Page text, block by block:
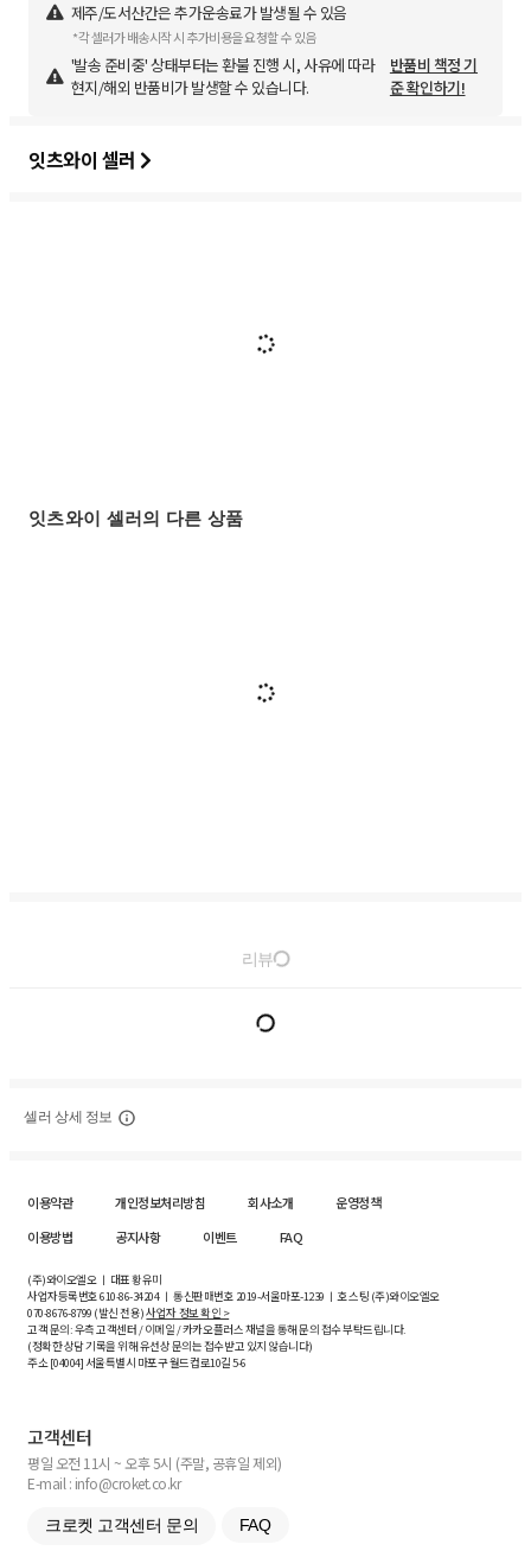
제주/도서산간은 추가운송료가 발생될 수 있음
*각 셀러가 배송시작 시 추가비용을 요청할 수 있음
'발송 준비중' 상태부터는 환불 진행 시, 사유에 따라
현지/해외 반품비가 발생할 수 있습니다.
반품비 책정 기
준 확인하기!
잇츠와이 셀러
잇츠와이 셀러의 다른 상품
리뷰
셀러 상세 정보
이용약관 개인정보처리방침 회사소개
운영정책
이용방법
공지사항 이벤트 FAQ
(주)와이오엘오 ㅣ 대표 황유미
사업자등록번호610-86-34204ㅣ 통신판매번호 2019-서울마포-1239 ㅣ 호스팅 (주)와이오엘오
070-8676-8799 (발신 전용)사업자 정보 확인 >
고객 문의: 우측 고객센터 / 이메일 / 카카오플러스 채널을 통해 문의 접수 부탁드립니다.
(정확한 상담 기록을 위해 유선상 문의는 접수받고 있지 않습니다)
주소 [04004] 서울특별시 마포구 월드컵로10길5-6
고객센터
평일 오전 11시 ~ 오후 5시 (주말, 공휴일 제외)
E-mail : info@croket.co.kr
크로켓 고객센터 문의 FAQ